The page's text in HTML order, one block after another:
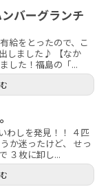
バーグランチ
給をとったので、こ
しました♪ 【なか
した！福島の「...
わしを発見！！ ４匹
か迷ったけど、 せっ
３枚に卸し...